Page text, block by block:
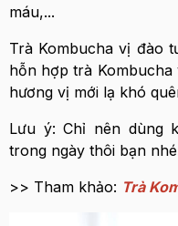
máu,...
Trà Kombucha vị đào
hỗn hợp trà
hương vị mới lạ khó
Lưu ý: Chỉ nên dùng
trong ngày thôi bạn
>> Tham khảo: Trà